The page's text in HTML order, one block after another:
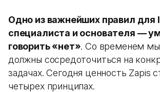
Одно из важнейших правил для
специалиста и основателя —
говорить «нет». Со временем мы
должны сосредоточиться на
задачах. Сегодня ценность Zapis
четырех принципах.